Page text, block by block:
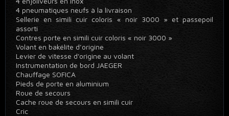
4 pneumatiques neufs à la livraison
Sellerie en simili cuir coloris « noir 3000 » et passepoil
assorti
Contres porte en simili cuir coloris « noir 3000 »
Volant en bakélite d’origine
Levier de vitesse d'origine au volant
Instrumentation de bord JAEGER
Chauffage SOFICA
Pieds de porte en aluminium
Roue de secours
Cache roue de secours en simili cuir
Cric